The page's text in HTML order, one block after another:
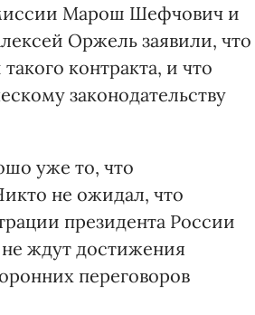
Марош Шефчович и
Оржель заявили, что
контракта, и что
законодательству
уже то, что
не ожидал, что
президента России
ждут достижения
переговоров